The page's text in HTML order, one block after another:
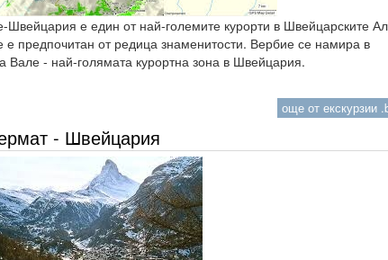
Швейцария е един от най-големите курорти в Швейцарските
е предпочитан от редица знаменитости. Вербие се намира в
Вале - най-голямата курортна зона в Швейцария.
още от екскурзии
- Швейцария